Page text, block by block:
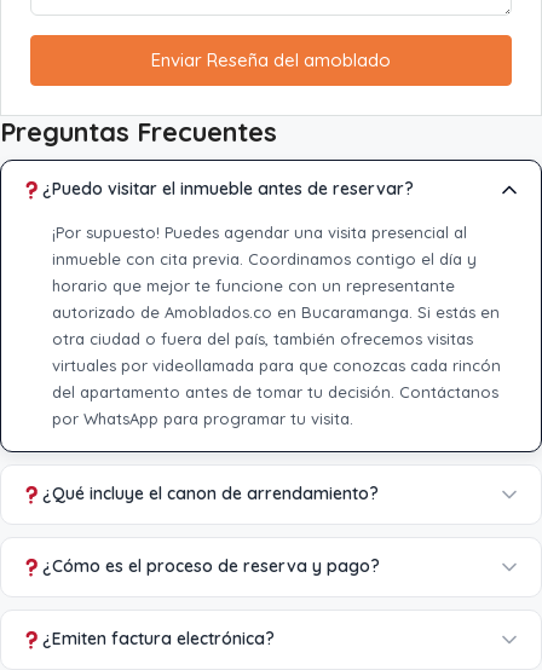
Enviar Reseña del amoblado
Preguntas Frecuentes
¿Puedo visitar el inmueble antes de reservar?
¡Por supuesto! Puedes agendar una visita presencial al
inmueble con cita previa. Coordinamos contigo el día y
horario que mejor te funcione con un representante
autorizado de Amoblados.co en Bucaramanga. Si estás en
otra ciudad o fuera del país, también ofrecemos visitas
virtuales por videollamada para que conozcas cada rincón
del apartamento antes de tomar tu decisión. Contáctanos
por WhatsApp para programar tu visita.
¿Qué incluye el canon de arrendamiento?
¿Cómo es el proceso de reserva y pago?
¿Emiten factura electrónica?